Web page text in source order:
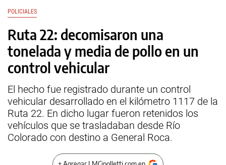
POLICIALES
Ruta 22: decomisaron una
tonelada y media de pollo en un
control vehicular
El hecho fue registrado durante un control
vehicular desarrollado en el kilómetro 1117 de la
Ruta 22. En dicho lugar fueron retenidos los
vehículos que se trasladaban desde Río
Colorado con destino a General Roca.